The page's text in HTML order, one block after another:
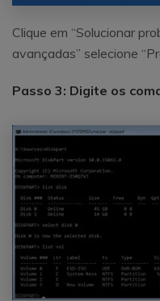
Clique em “Solucionar
avançadas” selecione
Passo 3: Digite os